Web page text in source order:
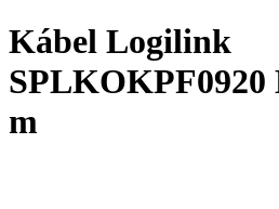
Kábel Logilink
m